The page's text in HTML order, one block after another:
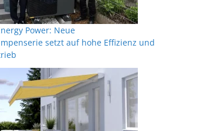
Power: Neue
setzt auf hohe Effizienz und